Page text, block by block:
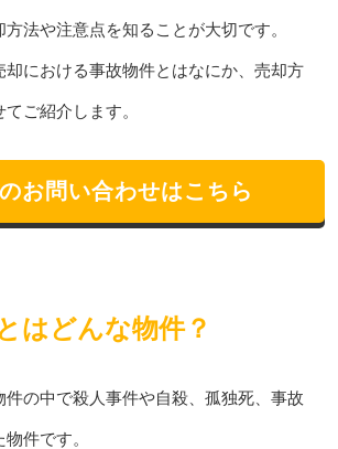
方法や注意点を知ることが大切です。
却における事故物件とはなにか、売却方
ご紹介します。
お問い合わせはこちら
はどんな物件？
件の中で殺人事件や自殺、孤独死、事故
件です。